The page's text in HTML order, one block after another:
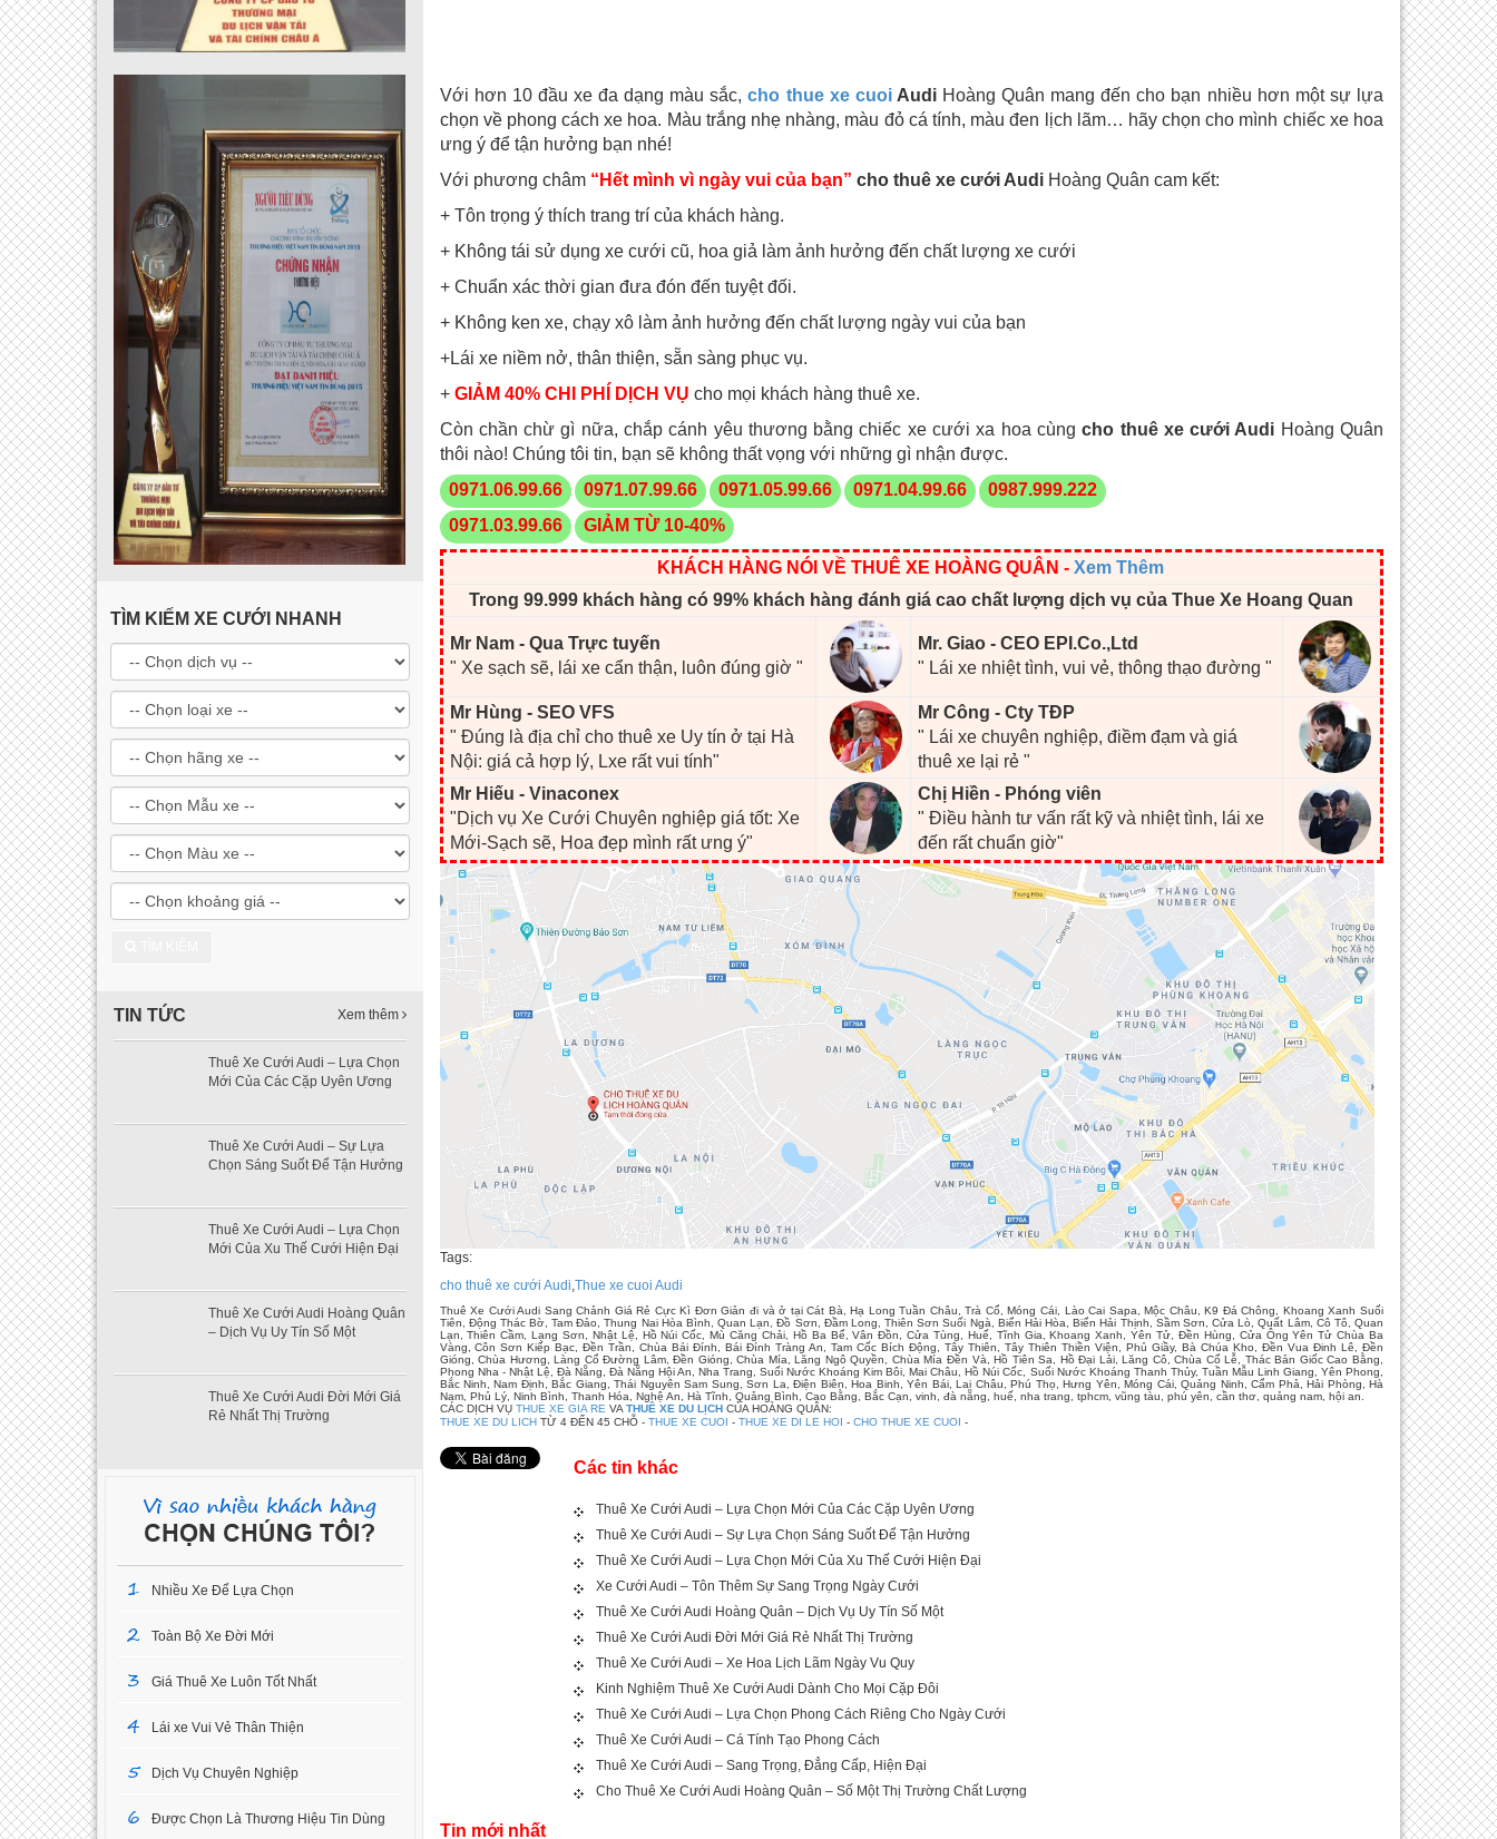
TÌM KIẾM XE CƯỚI NHANH
TIN TỨC Xem thêm
Thuê Xe Cưới Audi – Lựa Chọn
Mới Của Các Cặp Uyên Ương
Thuê Xe Cưới Audi – Sự Lựa
Chọn Sáng Suốt Để Tận Hưởng
Thuê Xe Cưới Audi – Lựa Chọn
Mới Của Xu Thế Cưới Hiện Đại
Thuê Xe Cưới Audi Hoàng Quân
– Dịch Vụ Uy Tín Số Một
Thuê Xe Cưới Audi Đời Mới Giá
Rẻ Nhất Thị Trường
1 Nhiều Xe Để Lựa Chọn
2 Toàn Bộ Xe Đời Mới
3 Giá Thuê Xe Luôn Tốt Nhất
4 Lái xe Vui Vẻ Thân Thiện
5 Dịch Vụ Chuyên Nghiệp
6 Được Chọn Là Thương Hiệu Tin Dùng
Với hơn 10 đầu xe đa dạng màu sắc,cho thue xe cuoiAudiHoàng Quân mang đến cho bạn nhiều hơn một sự lựa
chọn về phong cách xe hoa. Màu trắng nhẹ nhàng, màu đỏ cá tính, màu đen lịch lãm… hãy chọn cho mình chiếc xe hoa
ưng ý để tận hưởng bạn nhé!
Với phương châm “Hết mình vì ngày vui của bạn” cho thuê xe cưới AudiHoàng Quân cam kết:
+ Tôn trọng ý thích trang trí của khách hàng.
+ Không tái sử dụng xe cưới cũ, hoa giả làm ảnh hưởng đến chất lượng xe cưới
+ Chuẩn xác thời gian đưa đón đến tuyệt đối.
+ Không ken xe, chạy xô làm ảnh hưởng đến chất lượng ngày vui của bạn
+Lái xe niềm nở, thân thiện, sẵn sàng phục vụ.
+ GIẢM 40% CHI PHÍ DỊCH VỤ cho mọi khách hàng thuê xe.
Còn chần chừ gì nữa, chắp cánh yêu thương bằng chiếc xe cưới xa hoa cùngcho thuê xe cưới Audi Hoàng Quân
thôi nào! Chúng tôi tin, bạn sẽ không thất vọng với những gì nhận được.
0971.06.99.66
0971.07.99.66 0971.05.99.66 0971.04.99.66
0987.999.222
0971.03.99.66
GIẢM TỪ 10-40%
KHÁCH HÀNG NÓI VỀ THUÊ XE HOÀNG QUÂN - Xem Thêm
Trong 99.999 khách hàng có 99% khách hàng đánh giá cao chất lượng dịch vụ của Thue Xe Hoang Quan
Mr Nam - Qua Trực tuyến
" Xe sạch sẽ, lái xe cẩn thận, luôn đúng giờ "
Mr. Giao - CEO EPI.Co.,Ltd
" Lái xe nhiệt tình, vui vẻ, thông thạo đường "
Mr Hùng - SEO VFS
" Đúng là địa chỉ cho thuê xe Uy tín ở tại Hà
Nội: giá cả hợp lý, Lxe rất vui tính"
Mr Công - Cty TĐP
" Lái xe chuyên nghiệp, điềm đạm và giá
thuê xe lại rẻ "
Mr Hiếu - Vinaconex
"Dịch vụ Xe Cưới Chuyên nghiệp giá tốt: Xe
Mới-Sạch sẽ, Hoa đẹp mình rất ưng ý"
Chị Hiền - Phóng viên
" Điều hành tư vấn rất kỹ và nhiệt tình, lái xe
đến rất chuẩn giờ"
Tags:
cho thuê xe cưới Audi,Thue xe cuoi Audi
Thuê Xe Cưới Audi Sang Chảnh Giá Rẻ Cực Kì Đơn Giản đi và ở tại Cát Bà, Hạ Long Tuần Châu, Trà Cổ, Móng Cái, Lào Cai Sapa, Mộc Châu, K9 Đá Chông, Khoang Xanh Suối
Tiên, Động Thác Bờ, Tam Đảo, Thung Nai Hòa Bình, Quan Lạn, Đồ Sơn, Đầm Long, Thiên Sơn Suối Ngà, Biển Hải Hòa, Biển Hải Thịnh, Sầm Sơn, Cửa Lò, Quất Lâm, Cô Tô, Quan
Lạn, Thiên Cầm, Lạng Sơn, Nhật Lệ, Hồ Núi Cốc, Mù Căng Chải, Hồ Ba Bể, Vân Đồn, Cửa Tùng, Huế, Tĩnh Gia, Khoang Xanh, Yên Tử, Đền Hùng, Cửa Ông Yên Tử Chùa Ba
Vàng, Côn Sơn Kiếp Bạc, Đền Trần, Chùa Bái Đính, Bái Đính Tràng An, Tam Cốc Bích Động, Tây Thiên, Tây Thiên Thiền Viện, Phủ Giầy, Bà Chúa Kho, Đền Vua Đinh Lê, Đền
Gióng, Chùa Hương, Làng Cổ Đường Lâm, Đền Gióng, Chùa Mía, Lăng Ngô Quyền, Chùa Mía Đền Và, Hồ Tiên Sa, Hồ Đại Lải, Lăng Cô, Chùa Cổ Lễ, Thác Bản Giốc Cao Bằng,
Phong Nha - Nhật Lệ, Đà Nẵng, Đà Nẵng Hội An, Nha Trang, Suối Nước Khoáng Kim Bôi, Mai Châu, Hồ Núi Cốc, Suối Nước Khoáng Thanh Thủy, Tuần Mẫu Linh Giang, Yên Phong,
Bắc Ninh, Nam Định, Bắc Giang, Thái Nguyên Sam Sung, Sơn La, Điện Biên, Hoa Binh, Yên Bái, Lai Châu, Phú Thọ, Hưng Yên, Móng Cái, Quảng Ninh, Cẩm Phả, Hải Phòng, Hà
Nam, Phủ Lý, Ninh Bình, Thanh Hóa, Nghệ An, Hà Tĩnh, Quảng Bình, Cao Bằng, Bắc Cạn, vinh, đà nẵng, huế, nha trang, tphcm, vũng tàu, phú yên, cần thơ, quảng nam, hội an.
CÁC DỊCH VỤ THUE XE GIA RE VA THUÊ XE DU LỊCHCỦA HOÀNG QUÂN:
THUE XE DU LICHTỪ 4 ĐẾN 45 CHỖ - THUE XE CUOI - THUE XE DI LE HOI - CHO THUE XE CUOI -
Các tin khác
Thuê Xe Cưới Audi – Lựa Chọn Mới Của Các Cặp Uyên Ương
Thuê Xe Cưới Audi – Sự Lựa Chọn Sáng Suốt Để Tận Hưởng
Thuê Xe Cưới Audi – Lựa Chọn Mới Của Xu Thế Cưới Hiện Đại
Xe Cưới Audi – Tôn Thêm Sự Sang Trọng Ngày Cưới
Thuê Xe Cưới Audi Hoàng Quân – Dịch Vụ Uy Tín Số Một
Thuê Xe Cưới Audi Đời Mới Giá Rẻ Nhất Thị Trường
Thuê Xe Cưới Audi – Xe Hoa Lịch Lãm Ngày Vu Quy
Kinh Nghiệm Thuê Xe Cưới Audi Dành Cho Mọi Cặp Đôi
Thuê Xe Cưới Audi – Lựa Chọn Phong Cách Riêng Cho Ngày Cưới
Thuê Xe Cưới Audi – Cá Tính Tạo Phong Cách
Thuê Xe Cưới Audi – Sang Trọng, Đẳng Cấp, Hiện Đại
Cho Thuê Xe Cưới Audi Hoàng Quân – Số Một Thị Trường Chất Lượng
Tin mới nhất